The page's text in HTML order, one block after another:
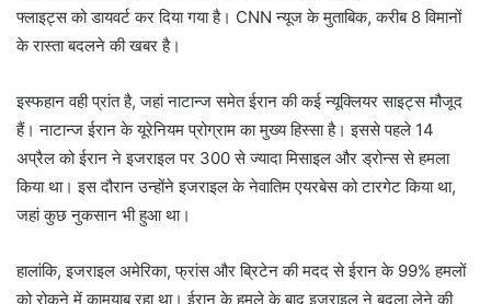
फ्लाइट्स को डायवर्ट कर दिया गया है। CNN न्यूज के मुताबिक, करीब 8 विमानों
के रास्ता बदलने की खबर है।
इस्फहान वही प्रांत है, जहां नाटान्ज समेत ईरान की कई न्यूक्लियर साइट्स मौजूद
हैं। नाटान्ज ईरान के यूरेनियम प्रोग्राम का मुख्य हिस्सा है। इससे पहले 14
अप्रैल को ईरान ने इजराइल पर 300 से ज्यादा मिसाइल और ड्रोन्स से हमला
किया था। इस दौरान उन्होंने इजराइल के नेवातिम एयरबेस को टारगेट किया था,
जहां कुछ नुकसान भी हुआ था।
हालांकि, इजराइल अमेरिका, फ्रांस और ब्रिटेन की मदद से ईरान के 99% हमलों
को रोकने में कामयाब रहा था। ईरान के हमले के बाद इजराइल ने बदला लेने की